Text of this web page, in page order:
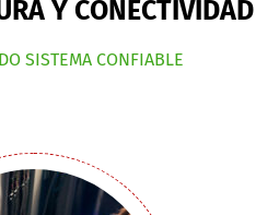
Y CONECTIVIDAD
SISTEMA CONFIABLE